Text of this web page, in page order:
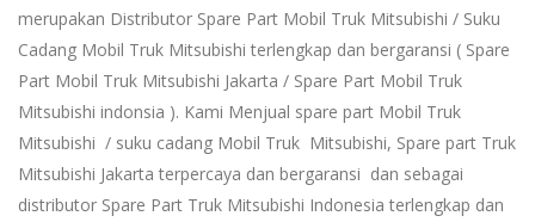
merupakan Distributor Spare Part Mobil Truk Mitsubishi / Suku
Cadang Mobil Truk Mitsubishi terlengkap dan bergaransi ( Spare
Part Mobil Truk Mitsubishi Jakarta / Spare Part Mobil Truk
Mitsubishi indonsia ). Kami Menjual spare part Mobil Truk
Mitsubishi / suku cadang Mobil Truk Mitsubishi, Spare part Truk
Mitsubishi Jakarta terpercaya dan bergaransi dan sebagai
distributor Spare Part Truk Mitsubishi Indonesia terlengkap dan